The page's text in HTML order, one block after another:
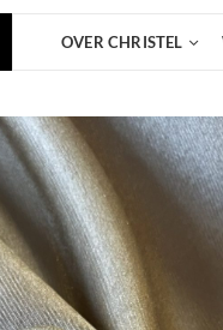
OVER CHRISTEL